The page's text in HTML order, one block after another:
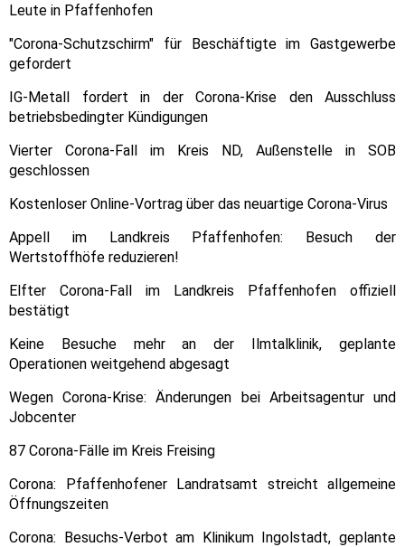
Leute in Pfaffenhofen
"Corona-Schutzschirm" für Beschäftigte im Gastgewerbe
gefordert
IG-Metall fordert in der Corona-Krise den Ausschluss
betriebsbedingter Kündigungen
Vierter Corona-Fall im Kreis ND, Außenstelle in SOB
geschlossen
Kostenloser Online-Vortrag über das neuartige Corona-Virus
Appell im Landkreis Pfaffenhofen: Besuch der
Wertstoffhöfe reduzieren!
Elfter Corona-Fall im Landkreis Pfaffenhofen offiziell
bestätigt
Keine Besuche mehr an der Ilmtalklinik, geplante
Operationen weitgehend abgesagt
Wegen Corona-Krise: Änderungen bei Arbeitsagentur und
Jobcenter
87 Corona-Fälle im Kreis Freising
Corona: Pfaffenhofener Landratsamt streicht allgemeine
Öffnungszeiten
Corona: Besuchs-Verbot am Klinikum Ingolstadt, geplante